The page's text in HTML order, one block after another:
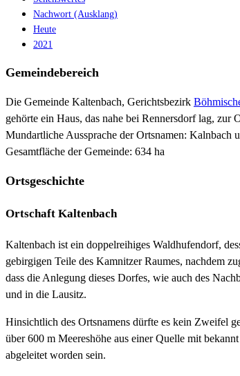
Nachwort (Ausklang)
Heute
2021
Gemeindebereich
Die Gemeinde Kaltenbach, Gerichtsbezirk
gehörte ein Haus, das nahe bei Rennersdorf lag, zur
Mundartliche Aussprache der Ortsnamen: Kalnbach
Gesamtfläche der Gemeinde: 634 ha
Ortsgeschichte
Ortschaft Kaltenbach
Kaltenbach ist ein doppelreihiges Waldhufendorf,
gebirgigen Teile des Kamnitzer Raumes, nachdem
dass die Anlegung dieses Dorfes, wie auch des
und in die Lausitz.
Hinsichtlich des Ortsnamens dürfte es kein Zweifel
über 600 m Meereshöhe aus einer Quelle mit
abgeleitet worden sein.